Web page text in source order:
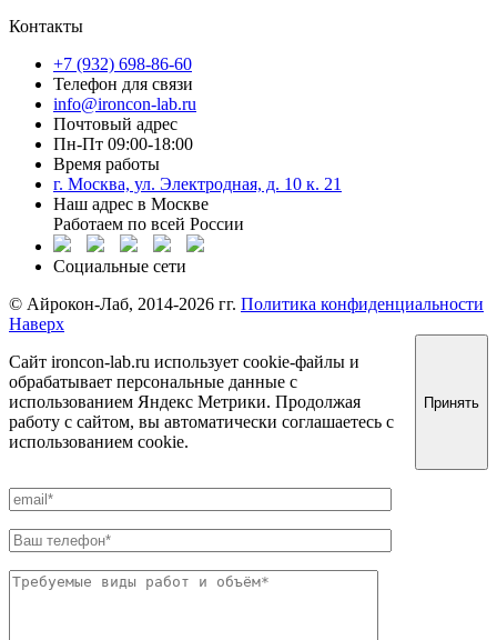
Контакты
+7 (932) 698-86-60
Телефон для связи
info@ironcon-lab.ru
Почтовый адрес
Пн-Пт 09:00-18:00
Время работы
г. Москва, ул. Электродная, д. 10 к. 21
Наш адрес в Москве
Работаем по всей России
Социальные сети
©️ Айрокон-Лаб, 2014-2026 гг. Политика конфиденциальности
Наверх
Сайт ironcon-lab.ru использует cookie-файлы и
обрабатывает персональные данные с
использованием Яндекс Метрики. Продолжая
работу с сайтом, вы автоматически соглашаетесь с
использованием cookie.
Принять